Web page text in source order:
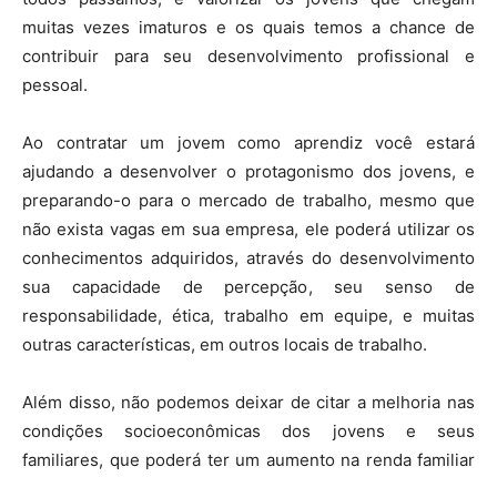
muitas vezes imaturos e os quais temos a chance de
contribuir para seu desenvolvimento profissional e
pessoal.
Ao contratar um jovem como aprendiz você estará
ajudando a desenvolver o protagonismo dos jovens, e
preparando-o para o mercado de trabalho, mesmo que
não exista vagas em sua empresa, ele poderá utilizar os
conhecimentos adquiridos, através do desenvolvimento
sua capacidade de percepção, seu senso de
responsabilidade, ética, trabalho em equipe, e muitas
outras características, em outros locais de trabalho.
Além disso, não podemos deixar de citar a melhoria nas
condições socioeconômicas dos jovens e seus
familiares, que poderá ter um aumento na renda familiar